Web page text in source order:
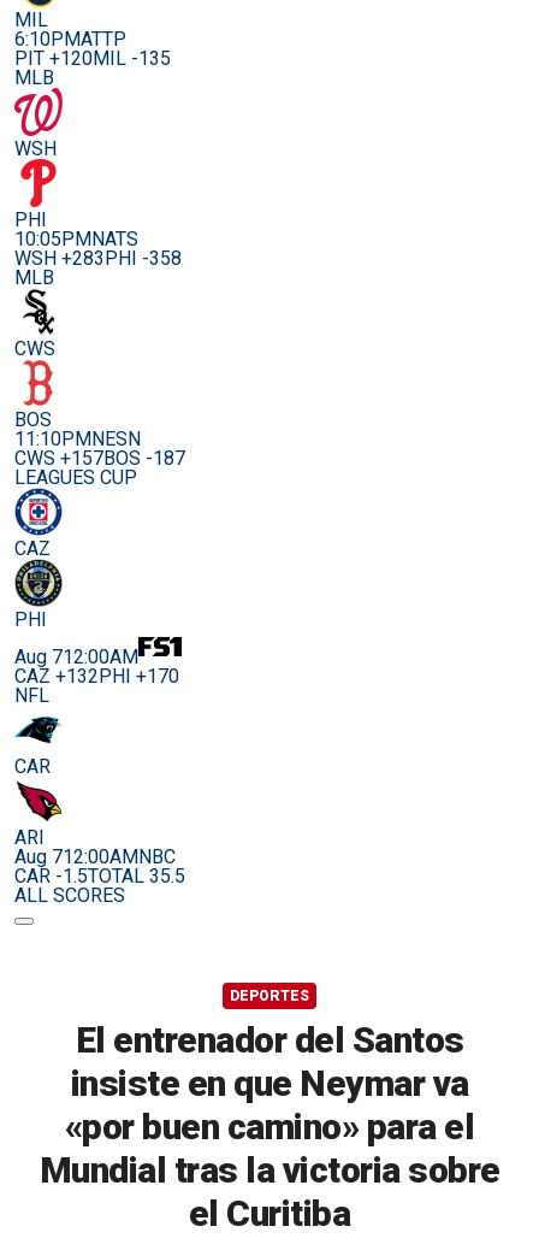
MIL
6:10PMATTP
PIT +120MIL -135
MLB
WSH
PHI
10:05PMNATS
WSH +283PHI -358
MLB
CWS
BOS
11:10PMNESN
CWS +157BOS -187
LEAGUES CUP
CAZ
PHI
Aug 712:00AM
CAZ +132PHI +170
NFL
CAR
ARI
Aug 712:00AMNBC
CAR -1.5TOTAL 35.5
ALL SCORES
DEPORTES
El entrenador del Santos
insiste en que Neymar va
«por buen camino» para el
Mundial tras la victoria sobre
el Curitiba